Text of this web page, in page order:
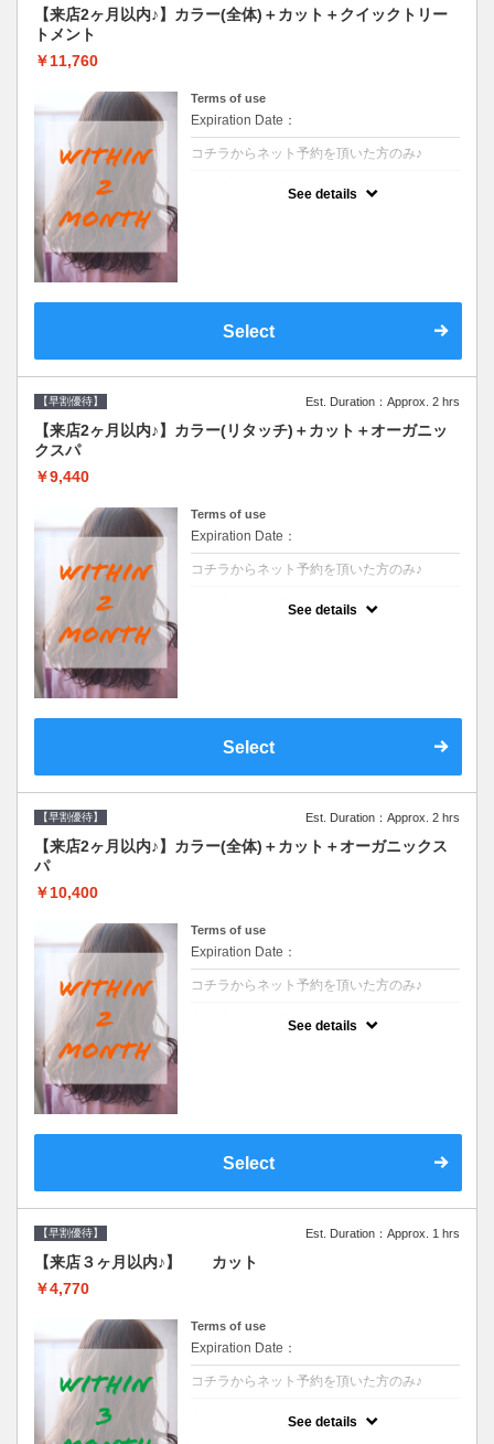
【来店2ヶ月以内♪】カラー(全体)＋カット＋クイックトリー
トメント
￥11,760
Terms of use
Expiration Date：
コチラからネット予約を頂いた方のみ♪
See details
Select
【早割優待】 Est. Duration：Approx. 2 hrs
【来店2ヶ月以内♪】カラー(リタッチ)＋カット＋オーガニッ
クスパ
￥9,440
Terms of use
Expiration Date：
コチラからネット予約を頂いた方のみ♪
See details
Select
【早割優待】 Est. Duration：Approx. 2 hrs
【来店2ヶ月以内♪】カラー(全体)＋カット＋オーガニックス
パ
￥10,400
Terms of use
Expiration Date：
コチラからネット予約を頂いた方のみ♪
See details
Select
【早割優待】 Est. Duration：Approx. 1 hrs
【来店３ヶ月以内♪】 カット
￥4,770
Terms of use
Expiration Date：
コチラからネット予約を頂いた方のみ♪
See details